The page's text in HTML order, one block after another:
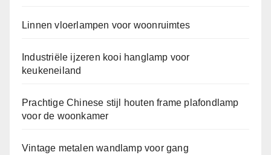
Linnen vloerlampen voor woonruimtes
Industriële ijzeren kooi hanglamp voor
keukeneiland
Prachtige Chinese stijl houten frame plafondlamp
voor de woonkamer
Vintage metalen wandlamp voor gang